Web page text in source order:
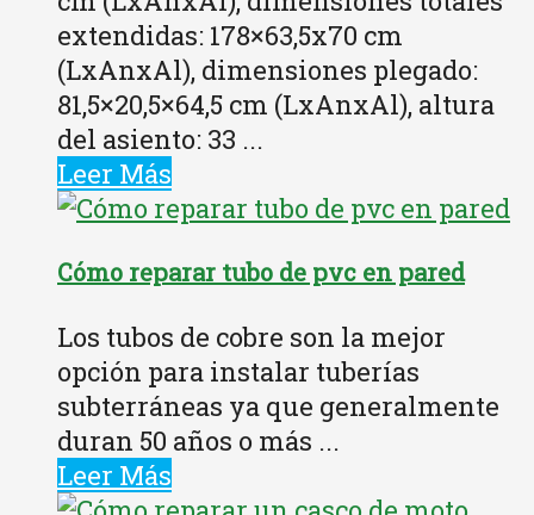
extendidas: 178×63,5x70 cm
(LxAnxAl), dimensiones plegado:
81,5×20,5×64,5 cm (LxAnxAl), altura
del asiento: 33 ...
Leer Más
Cómo reparar tubo de pvc en pared
Los tubos de cobre son la mejor
opción para instalar tuberías
subterráneas ya que generalmente
duran 50 años o más ...
Leer Más